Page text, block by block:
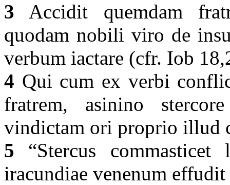
3 Accidit quemdam
quodam nobili viro de
verbum iactare (cfr. Iob
4 Qui cum ex verbi
fratrem, asinino
vindictam ori proprio illud
5 “Stercus
iracundiae venenum